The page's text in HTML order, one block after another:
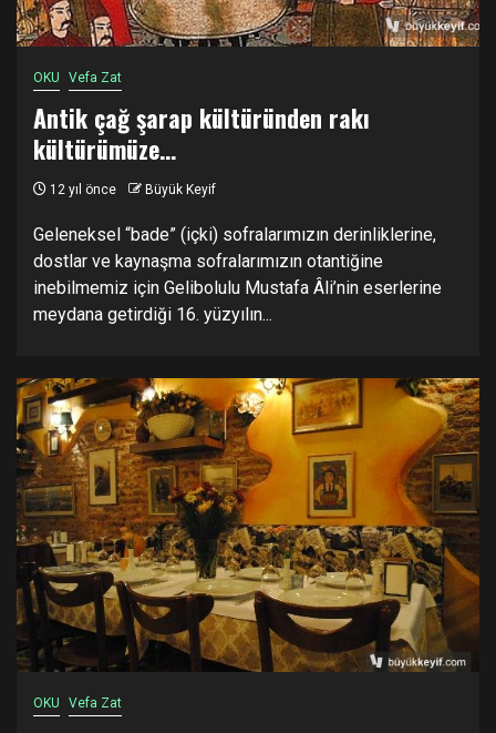
OKU Vefa Zat
Antik çağ şarap kültüründen rakı
kültürümüze…
12 yıl önce Büyük Keyif
Geleneksel “bade” (içki) sofralarımızın derinliklerine,
dostlar ve kaynaşma sofralarımızın otantiğine
inebilmemiz için Gelibolulu Mustafa Âli’nin eserlerine
meydana getirdiği 16. yüzyılın...
OKU Vefa Zat